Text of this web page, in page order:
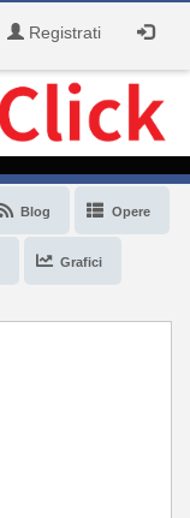
Registrati
Blog Opere
Grafici